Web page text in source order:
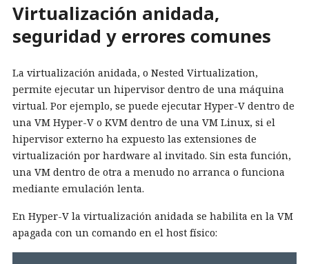
Virtualización anidada,
seguridad y errores comunes
La virtualización anidada, o Nested Virtualization,
permite ejecutar un hipervisor dentro de una máquina
virtual. Por ejemplo, se puede ejecutar Hyper-V dentro de
una VM Hyper-V o KVM dentro de una VM Linux, si el
hipervisor externo ha expuesto las extensiones de
virtualización por hardware al invitado. Sin esta función,
una VM dentro de otra a menudo no arranca o funciona
mediante emulación lenta.
En Hyper-V la virtualización anidada se habilita en la VM
apagada con un comando en el host físico: